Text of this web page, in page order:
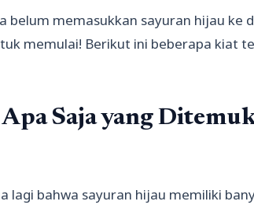
belum memasukkan sayuran hijau ke
memulai! Berikut ini beberapa kiat
Saja yang
lagi bahwa sayuran hijau memiliki